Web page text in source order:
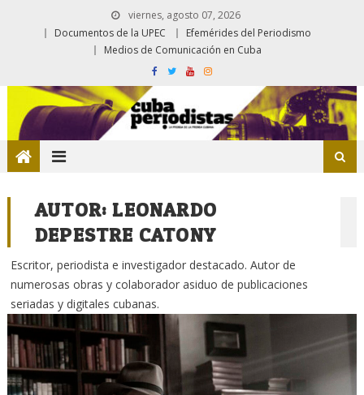
viernes, agosto 07, 2026
Documentos de la UPEC
Efemérides del Periodismo
Medios de Comunicación en Cuba
AUTOR:LEONARDO
DEPESTRE CATONY
Escritor, periodista e investigador destacado. Autor de
numerosas obras y colaborador asiduo de publicaciones
seriadas y digitales cubanas.